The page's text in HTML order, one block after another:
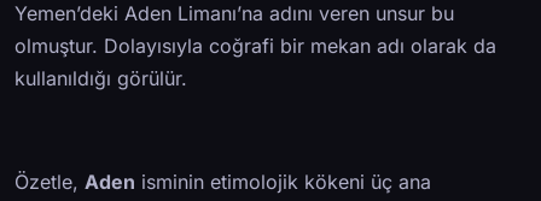
Yemen’deki Aden Limanı’na adını veren unsur bu
olmuştur. Dolayısıyla coğrafi bir mekan adı olarak da
kullanıldığı görülür.
Özetle, Aden isminin etimolojik kökeni üç ana